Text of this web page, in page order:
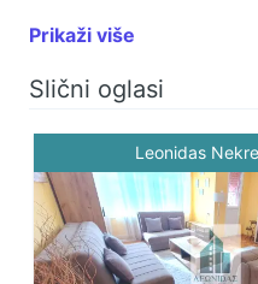
Agencija Leonidas
posrednika pod brojem
Prikaži više
Slični oglasi
Leonidas